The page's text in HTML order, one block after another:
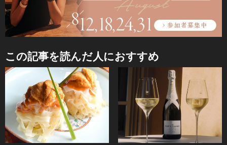
この記事を読んだ人におすすめ